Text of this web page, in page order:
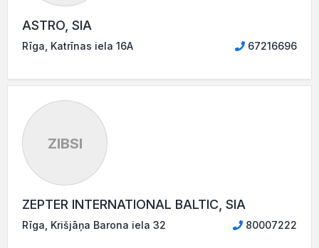
ASTRO, SIA
Rīga, Katrīnas iela 16A 67216696
ZIBSI
ZEPTER INTERNATIONAL BALTIC, SIA
Rīga, Krišjāņa Barona iela 32 80007222